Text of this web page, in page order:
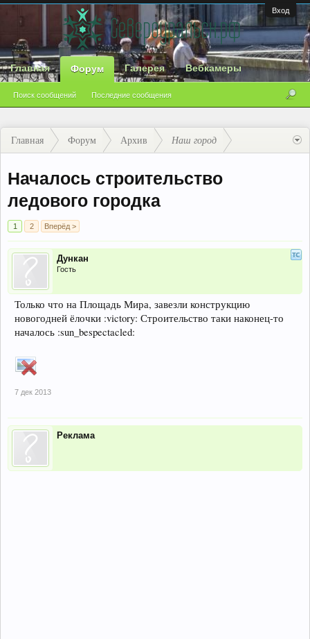
Вход
Главная Форум
Поиск сообщений Последние сообщения
Галерея Вебкамеры
Главная Форум Архив Наш город
Началось строительство
ледового городка
1 2 Вперёд >
Дункан
Гость
Только что на Площадь Мира, завезли конструкцию
новогодней ёлочки :victory: Строительство таки наконец-то
началось :sun_bespectacled:
7 дек 2013
Реклама